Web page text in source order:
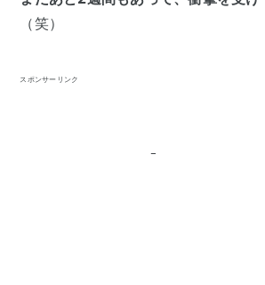
（笑）
スポンサーリンク